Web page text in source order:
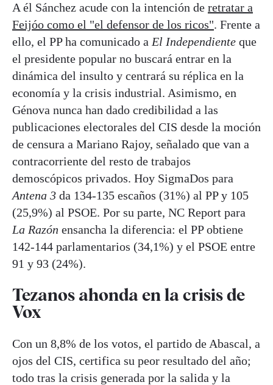
A él Sánchez acude con la intención de retratar a
Feijóo como el "el defensor de los ricos". Frente a
ello, el PP ha comunicado a El Independiente que
el presidente popular no buscará entrar en la
dinámica del insulto y centrará su réplica en la
economía y la crisis industrial. Asimismo, en
Génova nunca han dado credibilidad a las
publicaciones electorales del CIS desde la moción
de censura a Mariano Rajoy, señalado que van a
contracorriente del resto de trabajos
demoscópicos privados. Hoy SigmaDos para
Antena 3 da 134-135 escaños (31%) al PP y 105
(25,9%) al PSOE. Por su parte, NC Report para
La Razón ensancha la diferencia: el PP obtiene
142-144 parlamentarios (34,1%) y el PSOE entre
91 y 93 (24%).
Tezanos ahonda en la crisis de
Vox
Con un 8,8% de los votos, el partido de Abascal, a
ojos del CIS, certifica su peor resultado del año;
todo tras la crisis generada por la salida y la